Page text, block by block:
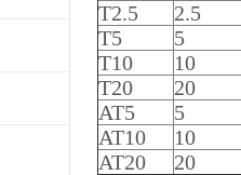
T2.5
2.5
T5
5
T10
10
T20
20
AT5
5
AT10
10
AT20
20